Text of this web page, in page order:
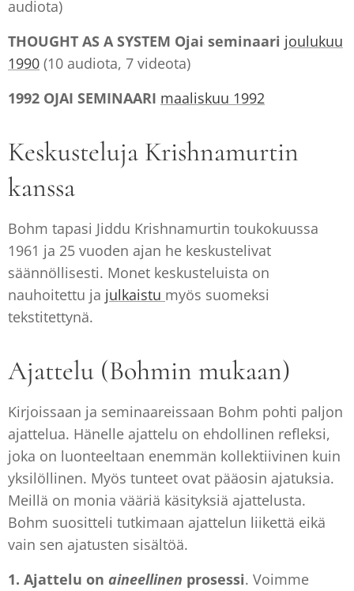
audiota)
THOUGHT AS A SYSTEM Ojai seminaari joulukuu
1990 (10 audiota, 7 videota)
1992 OJAI SEMINAARI maaliskuu 1992
Keskusteluja Krishnamurtin
kanssa
Bohm tapasi Jiddu Krishnamurtin toukokuussa
1961 ja 25 vuoden ajan he keskustelivat
säännöllisesti. Monet keskusteluista on
nauhoitettu ja julkaistu myös suomeksi
tekstitettynä.
Ajattelu (Bohmin mukaan)
Kirjoissaan ja seminaareissaan Bohm pohti paljon
ajattelua. Hänelle ajattelu on ehdollinen refleksi,
joka on luonteeltaan enemmän kollektiivinen kuin
yksilöllinen. Myös tunteet ovat pääosin ajatuksia.
Meillä on monia vääriä käsityksiä ajattelusta.
Bohm suositteli tutkimaan ajattelun liikettä eikä
vain sen ajatusten sisältöä.
1. Ajattelu on aineellinen prosessi. Voimme